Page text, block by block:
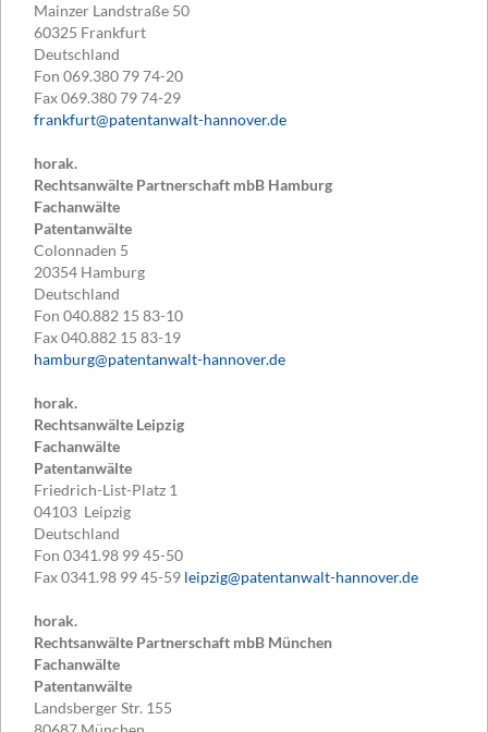
Mainzer Landstraße 50
60325 Frankfurt
Deutschland
Fon 069.380 79 74-20
Fax069.380 79 74-29
frankfurt@patentanwalt-hannover.de
horak.
Rechtsanwälte Partnerschaft mbB Hamburg
Fachanwälte
Patentanwälte
Colonnaden 5
20354 Hamburg
Deutschland
Fon 040.882 15 83-10
Fax040.882 15 83-19
hamburg@patentanwalt-hannover.de
horak.
Rechtsanwälte Leipzig
Fachanwälte
Patentanwälte
Friedrich-List-Platz 1
04103 Leipzig
Deutschland
Fon 0341.98 99 45-50
Fax0341.98 99 45-59 leipzig@patentanwalt-hannover.de
horak.
Rechtsanwälte Partnerschaft mbB München
Fachanwälte
Patentanwälte
Landsberger Str. 155